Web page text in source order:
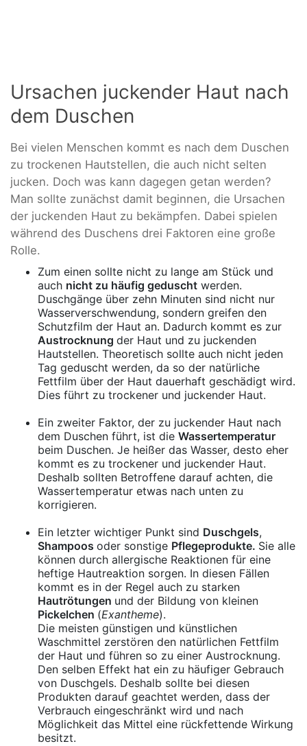
Ursachen juckender Haut nach
dem Duschen
Bei vielen Menschen kommt es nach dem Duschen
zu trockenen Hautstellen, die auch nicht selten
jucken. Doch was kann dagegen getan werden?
Man sollte zunächst damit beginnen, die Ursachen
der juckenden Haut zu bekämpfen. Dabei spielen
während des Duschens drei Faktoren eine große
Rolle.
Zum einen sollte nicht zu lange am Stück und
auch nicht zu häufig geduscht werden.
Duschgänge über zehn Minuten sind nicht nur
Wasserverschwendung, sondern greifen den
Schutzfilm der Haut an. Dadurch kommt es zur
Austrocknung der Haut und zu juckenden
Hautstellen. Theoretisch sollte auch nicht jeden
Tag geduscht werden, da so der natürliche
Fettfilm über der Haut dauerhaft geschädigt wird.
Dies führt zu trockener und juckender Haut.
Ein zweiter Faktor, der zu juckender Haut nach
dem Duschen führt, ist die Wassertemperatur
beim Duschen. Je heißer das Wasser, desto eher
kommt es zu trockener und juckender Haut.
Deshalb sollten Betroffene darauf achten, die
Wassertemperatur etwas nach unten zu
korrigieren.
Ein letzter wichtiger Punkt sind Duschgels,
Shampoos oder sonstige Pflegeprodukte. Sie alle
können durch allergische Reaktionen für eine
heftige Hautreaktion sorgen. In diesen Fällen
kommt es in der Regel auch zu starken
Hautrötungen und der Bildung von kleinen
Pickelchen (Exantheme).
Die meisten günstigen und künstlichen
Waschmittel zerstören den natürlichen Fettfilm
der Haut und führen so zu einer Austrocknung.
Den selben Effekt hat ein zu häufiger Gebrauch
von Duschgels. Deshalb sollte bei diesen
Produkten darauf geachtet werden, dass der
Verbrauch eingeschränkt wird und nach
Möglichkeit das Mittel eine rückfettende Wirkung
besitzt.